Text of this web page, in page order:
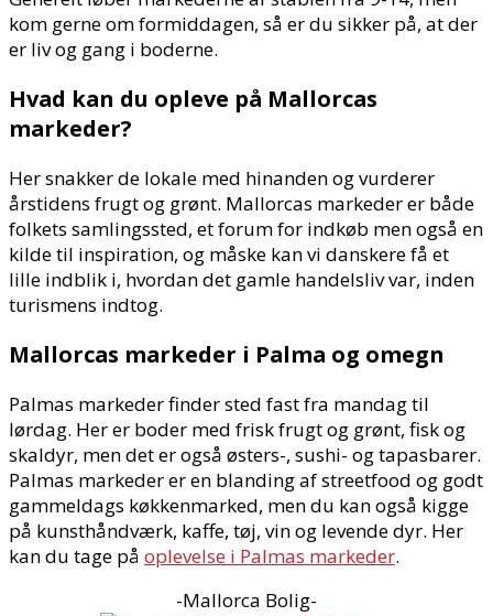
kom gerne om formiddagen, så er du sikker på, at der
er liv og gang i boderne.
Hvad kan du opleve på Mallorcas
markeder?
Her snakker de lokale med hinanden og vurderer
årstidens frugt og grønt. Mallorcas markeder er både
folkets samlingssted, et forum for indkøb men også en
kilde til inspiration, og måske kan vi danskere få et
lille indblik i, hvordan det gamle handelsliv var, inden
turismens indtog.
Mallorcas markeder i Palma og omegn
Palmas markeder finder sted fast fra mandag til
lørdag. Her er boder med frisk frugt og grønt, fisk og
skaldyr, men det er også østers-, sushi- og tapasbarer.
Palmas markeder er en blanding af streetfood og godt
gammeldags køkkenmarked, men du kan også kigge
på kunsthåndværk, kaffe, tøj, vin og levende dyr. Her
kan du tage på oplevelse i Palmas markeder.
-Mallorca Bolig-